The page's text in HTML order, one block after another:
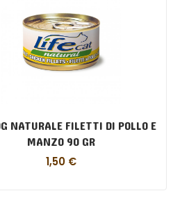
NATURALE FILETTI DI POLLO E
MANZO 90 GR
1,50 €